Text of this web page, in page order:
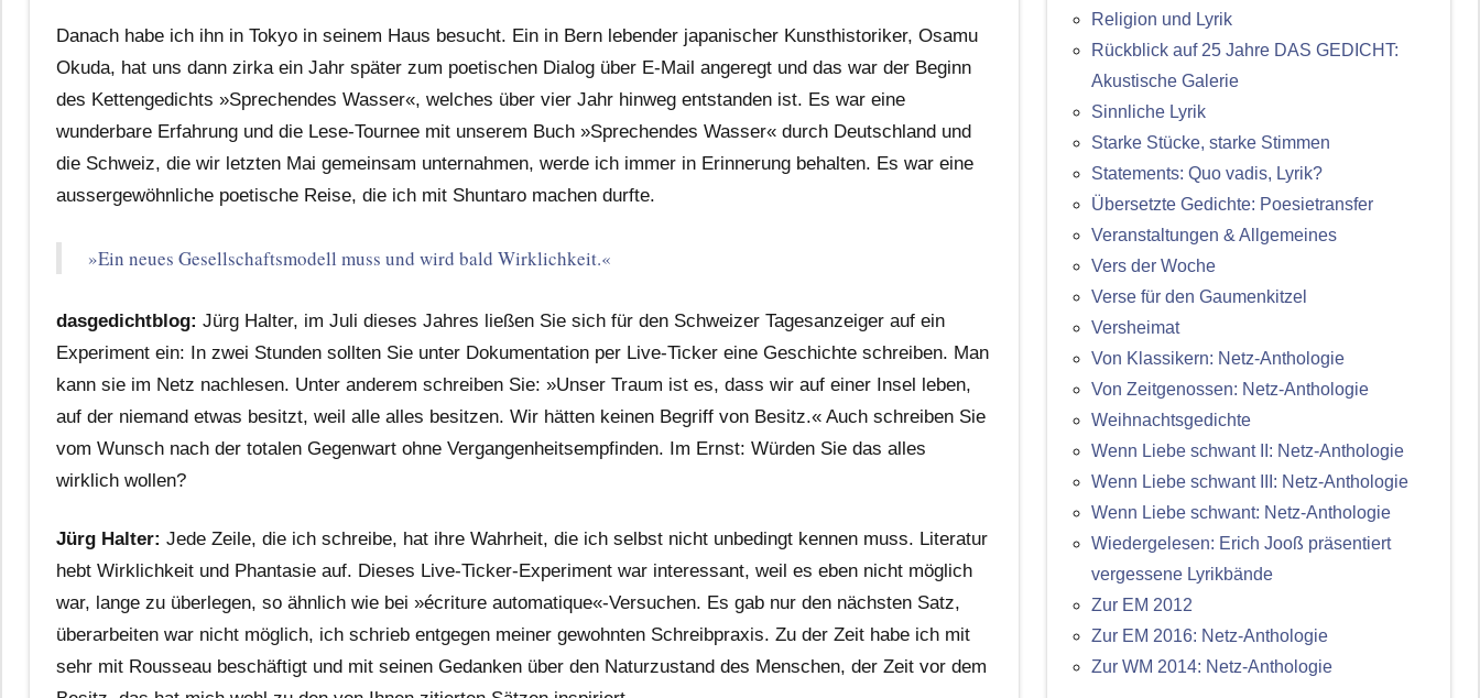
Danach habe ich ihn in Tokyo in seinem Haus besucht. Ein in Bern lebender japanischer Kunsthistoriker, Osamu
Okuda, hat uns dann zirka ein Jahr später zum poetischen Dialog über E-Mail angeregt und das war der Beginn
des Kettengedichts »Sprechendes Wasser«, welches über vier Jahr hinweg entstanden ist. Es war eine
wunderbare Erfahrung und die Lese-Tournee mit unserem Buch »Sprechendes Wasser« durch Deutschland und
die Schweiz, die wir letzten Mai gemeinsam unternahmen, werde ich immer in Erinnerung behalten. Es war eine
aussergewöhnliche poetische Reise, die ich mit Shuntaro machen durfte.
»Ein neues Gesellschaftsmodell muss und wird bald Wirklichkeit.«
dasgedichtblog: Jürg Halter, im Juli dieses Jahres ließen Sie sich für den Schweizer Tagesanzeiger auf ein
Experiment ein: In zwei Stunden sollten Sie unter Dokumentation per Live-Ticker eine Geschichte schreiben. Man
kann sie im Netz nachlesen. Unter anderem schreiben Sie: »Unser Traum ist es, dass wir auf einer Insel leben,
auf der niemand etwas besitzt, weil alle alles besitzen. Wir hätten keinen Begriff von Besitz.« Auch schreiben Sie
vom Wunsch nach der totalen Gegenwart ohne Vergangenheitsempfinden. Im Ernst: Würden Sie das alles
wirklich wollen?
Jürg Halter: Jede Zeile, die ich schreibe, hat ihre Wahrheit, die ich selbst nicht unbedingt kennen muss. Literatur
hebt Wirklichkeit und Phantasie auf. Dieses Live-Ticker-Experiment war interessant, weil es eben nicht möglich
war, lange zu überlegen, so ähnlich wie bei »écriture automatique«-Versuchen. Es gab nur den nächsten Satz,
überarbeiten war nicht möglich, ich schrieb entgegen meiner gewohnten Schreibpraxis. Zu der Zeit habe ich mit
sehr mit Rousseau beschäftigt und mit seinen Gedanken über den Naturzustand des Menschen, der Zeit vor dem
Religion und Lyrik
Rückblick auf 25 Jahre DAS GEDICHT:
Akustische Galerie
Sinnliche Lyrik
Starke Stücke, starke Stimmen
Statements: Quo vadis, Lyrik?
Übersetzte Gedichte: Poesietransfer
Veranstaltungen & Allgemeines
Vers der Woche
Verse für den Gaumenkitzel
Versheimat
Von Klassikern: Netz-Anthologie
Von Zeitgenossen: Netz-Anthologie
Weihnachtsgedichte
Wenn Liebe schwant II: Netz-Anthologie
Wenn Liebe schwant III: Netz-Anthologie
Wenn Liebe schwant: Netz-Anthologie
Wiedergelesen: Erich Jooß präsentiert
vergessene Lyrikbände
Zur EM 2012
Zur EM 2016: Netz-Anthologie
Zur WM 2014: Netz-Anthologie